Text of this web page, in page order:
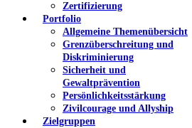
Zertifizierung
Portfolio
Allgemeine Themenübersicht
Grenzüberschreitung und
Diskriminierung
Sicherheit und
Gewaltprävention
Persönlichkeitsstärkung
Zivilcourage und Allyship
Zielgruppen